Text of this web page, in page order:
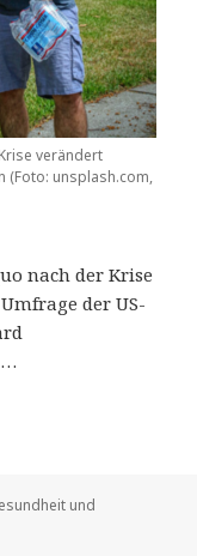
verändert
(Foto: unsplash.com,
nach der Krise
der US-
völlig:
und